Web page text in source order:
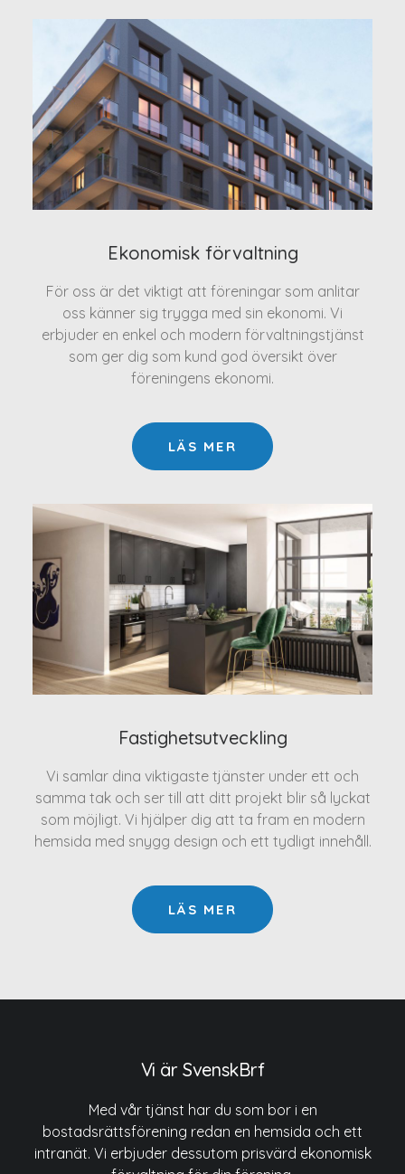
Ekonomisk förvaltning
För oss är det viktigt att föreningar som anlitar
oss känner sig trygga med sin ekonomi. Vi
erbjuder en enkel och modern förvaltningstjänst
som ger dig som kund god översikt över
föreningens ekonomi.
LÄS MER
Fastighetsutveckling
Vi samlar dina viktigaste tjänster under ett och
samma tak och ser till att ditt projekt blir så lyckat
som möjligt. Vi hjälper dig att ta fram en modern
hemsida med snygg design och ett tydligt innehåll.
LÄS MER
Vi är SvenskBrf
Med vår tjänst har du som bor i en
bostadsrättsförening redan en hemsida och ett
intranät. Vi erbjuder dessutom prisvärd ekonomisk